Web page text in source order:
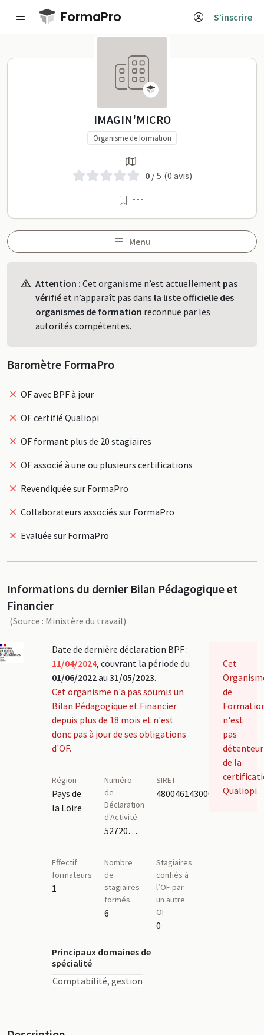
Passer au contenu principal
FormaPro S’inscrire
IMAGIN'MICRO sur
IMAGIN'MICRO
Organisme de formation
0/ 5 (0 avis)
Menu
Attention : Cet organisme n’est actuellement pas
vérifiéet n’apparaît pas dans la liste officielle des
organismes de formation reconnue par les
autorités compétentes.
Baromètre FormaPro
OF avec BPF à jour
OF certifié Qualiopi
OF formant plus de 20 stagiaires
OF associé à une ou plusieurs certifications
Revendiquée sur FormaPro
Collaborateurs associés sur FormaPro
Evaluée sur FormaPro
Informations du dernier Bilan Pédagogique et
Financier
(Source : Ministère du travail)
Date de dernière déclaration BPF :
11/04/2024, couvrant la période du
01/06/2022au 31/05/2023.
Cet organisme n'a pas soumis un
Bilan Pédagogique et Financier
depuis plus de 18 mois et n'est
donc pas à jour de ses obligations
d'OF.
Région
Pays de
la Loire
Numéro
de
Déclaration
d'Activité
52720110572
SIRET
48004614300016
Effectif
formateurs
1
Nombre
de
stagiaires
formés
6
Stagiaires
confiés à
l’OF par
un autre
OF
0
Principaux domaines de
spécialité
Comptabilité, gestion
Cet
de
n'est
pas
détenteur
de la
Qualiopi.